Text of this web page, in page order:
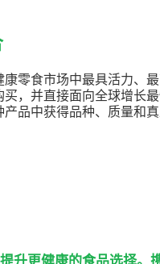
零食市场中最具活力、
，并直接面向全球增长
品中获得品种、质量和